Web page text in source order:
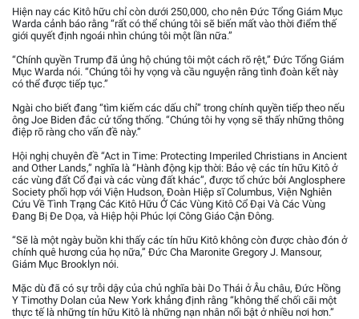
Hiện nay các Kitô hữu chỉ còn dưới 250,000, cho nên Đức Tổng Giám Mục
Warda cảnh báo rằng “rất có thể chúng tôi sẽ biến mất vào thời điểm thế
giới quyết định ngoái nhìn chúng tôi một lần nữa.”
“Chính quyền Trump đã ủng hộ chúng tôi một cách rõ rệt,” Đức Tổng Giám
Mục Warda nói. “Chúng tôi hy vọng và cầu nguyện rằng tình đoàn kết này
có thể được tiếp tục.”
Ngài cho biết đang “tìm kiếm các dấu chỉ” trong chính quyền tiếp theo nếu
ông Joe Biden đắc cử tổng thống. “Chúng tôi hy vọng sẽ thấy những thông
điệp rõ ràng cho vấn đề này.”
Hội nghị chuyên đề “Act in Time: Protecting Imperiled Christians in Ancient
and Other Lands,” nghĩa là “Hành động kịp thời: Bảo vệ các tín hữu Kitô ở
các vùng đất Cổ đại và các vùng đất khác”, được tổ chức bởi Anglosphere
Society phối hợp với Viện Hudson, Đoàn Hiệp sĩ Columbus, Viện Nghiên
Cứu Về Tình Trạng Các Kitô Hữu Ở Các Vùng Kitô Cổ Đại Và Các Vùng
Đang Bị Đe Dọa, và Hiệp hội Phúc lợi Công Giáo Cận Đông.
“Sẽ là một ngày buồn khi thấy các tín hữu Kitô không còn được chào đón ở
chính quê hương của họ nữa,” Đức Cha Maronite Gregory J. Mansour,
Giám Mục Brooklyn nói.
Mặc dù đã có sự trỗi dậy của chủ nghĩa bài Do Thái ở Âu châu, Đức Hồng
Y Timothy Dolan của New York khẳng định rằng “không thể chối cãi một
thực tế là những tín hữu Kitô là những nạn nhân nổi bật ở nhiều nơi hơn.”